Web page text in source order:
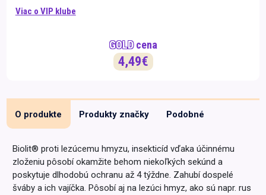
Viac o VIP klube
GOLDcena
4,49€
O produkte Produkty značky Podobné
Biolit® proti lezúcemu hmyzu, insekticíd vďaka účinnému
zloženiu pôsobí okamžite behom niekoľkých sekúnd a
poskytuje dlhodobú ochranu až 4 týždne. Zahubí dospelé
šváby a ich vajíčka. Pôsobí aj na lezúci hmyz, ako sú napr. rus